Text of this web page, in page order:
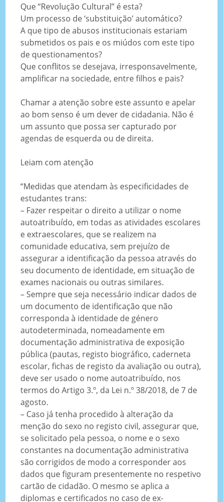
Que “Revolução Cultural” é esta?
Um processo de ‘substituição’ automático?
A que tipo de abusos institucionais estariam
submetidos os pais e os miúdos com este tipo
de questionamentos?
Que conflitos se desejava, irresponsavelmente,
amplificar na sociedade, entre filhos e pais?
Chamar a atenção sobre este assunto e apelar
ao bom senso é um dever de cidadania. Não é
um assunto que possa ser capturado por
agendas de esquerda ou de direita.
Leiam com atenção
“Medidas que atendam às especificidades de
estudantes trans:
– Fazer respeitar o direito a utilizar o nome
autoatribuído, em todas as atividades escolares
e extraescolares, que se realizem na
comunidade educativa, sem prejuízo de
assegurar a identificação da pessoa através do
seu documento de identidade, em situação de
exames nacionais ou outras similares.
– Sempre que seja necessário indicar dados de
um documento de identificação que não
corresponda à identidade de género
autodeterminada, nomeadamente em
documentação administrativa de exposição
pública (pautas, registo biográfico, caderneta
escolar, fichas de registo da avaliação ou outra),
deve ser usado o nome autoatribuído, nos
termos do Artigo 3.º, da Lei n.º 38/2018, de 7 de
agosto.
– Caso já tenha procedido à alteração da
menção do sexo no registo civil, assegurar que,
se solicitado pela pessoa, o nome e o sexo
constantes na documentação administrativa
são corrigidos de modo a corresponder aos
dados que figuram presentemente no respetivo
cartão de cidadão. O mesmo se aplica a
diplomas e certificados no caso de ex-